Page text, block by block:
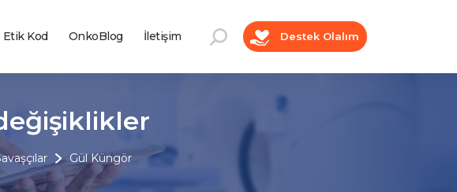
Etik Kod OnkoBlog İletişim Destek Olalım
Gül Küngör